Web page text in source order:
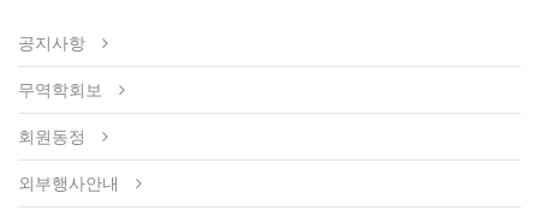
공지사항
무역학회보
회원동정
외부행사안내